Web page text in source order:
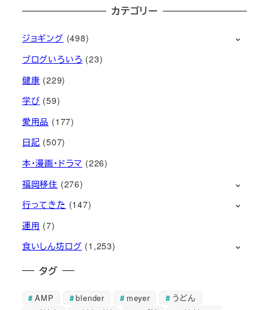
カテゴリー
ジョギング (498)
ブログいろいろ (23)
健康 (229)
学び (59)
愛用品 (177)
日記 (507)
本・漫画・ドラマ (226)
福岡移住 (276)
行ってきた (147)
運用 (7)
食いしん坊ログ (1,253)
タグ
AMP blender meyer
うどん